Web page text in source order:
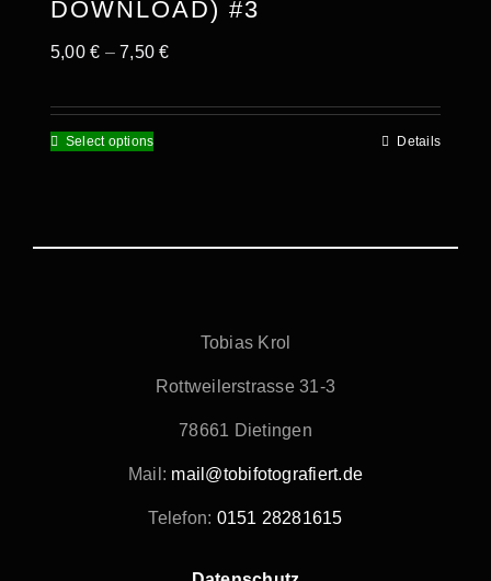
DOWNLOAD) #3
5,00€ –7,50€
Select options Details
Tobias Krol
Rottweilerstrasse 31-3
78661 Dietingen
Mail: mail@tobifotografiert.de
Telefon: 0151 28281615